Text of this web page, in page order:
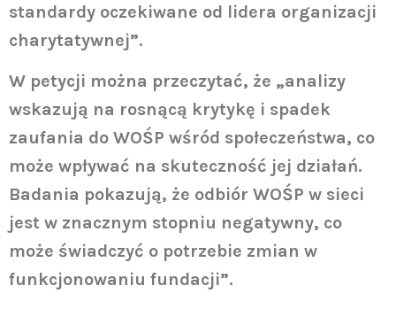
standardy oczekiwane od lidera organizacji
charytatywnej”.
W petycji można przeczytać, że „analizy
wskazują na rosnącą krytykę i spadek
zaufania do WOŚP wśród społeczeństwa, co
może wpływać na skuteczność jej działań.
Badania pokazują, że odbiór WOŚP w sieci
jest w znacznym stopniu negatywny, co
może świadczyć o potrzebie zmian w
funkcjonowaniu fundacji”.